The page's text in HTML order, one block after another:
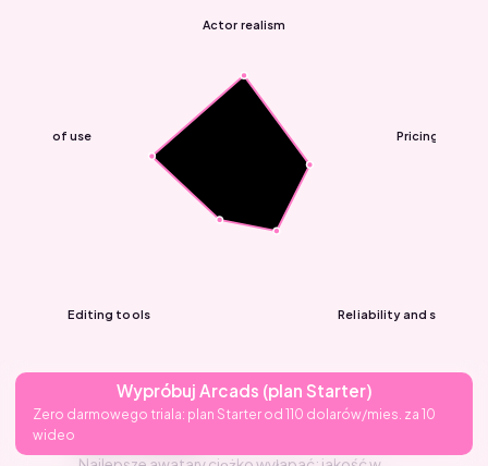
Actor realism
Pricing
Reliability and support
Editing tools
Ease of use
Wypróbuj Arcads (plan Starter)
Zero darmowego triala: plan Starter od 110 dolarów/mies. za 10
wideo